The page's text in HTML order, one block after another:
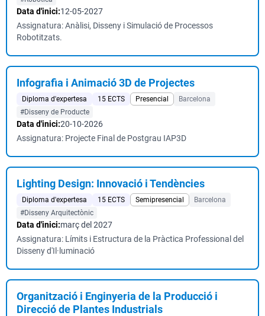
Data d'inici:12-05-2027
Assignatura: Anàlisi, Disseny i Simulació de Processos
Robotitzats.
Infografia i Animació 3D de Projectes
Diploma d'expertesa 15 ECTS Presencial
Barcelona
#Disseny de Producte
Data d'inici:20-10-2026
Assignatura: Projecte Final de Postgrau IAP3D
Lighting Design: Innovació i Tendències
Diploma d'expertesa 15 ECTS Semipresencial
Barcelona
#Disseny Arquitectònic
Data d'inici:març del 2027
Assignatura: Límits i Estructura de la Pràctica Professional del
Disseny d'Il·luminació
Organització i Enginyeria de la Producció i
Direcció de Plantes Industrials